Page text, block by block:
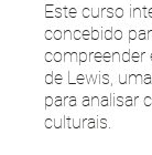
Este curso
concebido
compreender
de Lewis,
para analisar
culturais.